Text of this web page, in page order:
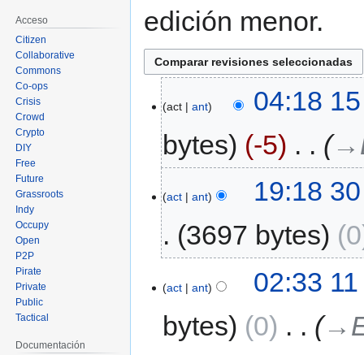
edición menor.
act ant
04:18
bytes
-5
act ant
19:18
3697 bytes
0
act ant
02:33
bytes
0
Acceso
Citizen
Collaborative
Commons
Co-ops
Crisis
Crowd
Crypto
DIY
Free
Future
Grassroots
Indy
Occupy
Open
P2P
Pirate
Private
Public
Tactical
Documentación